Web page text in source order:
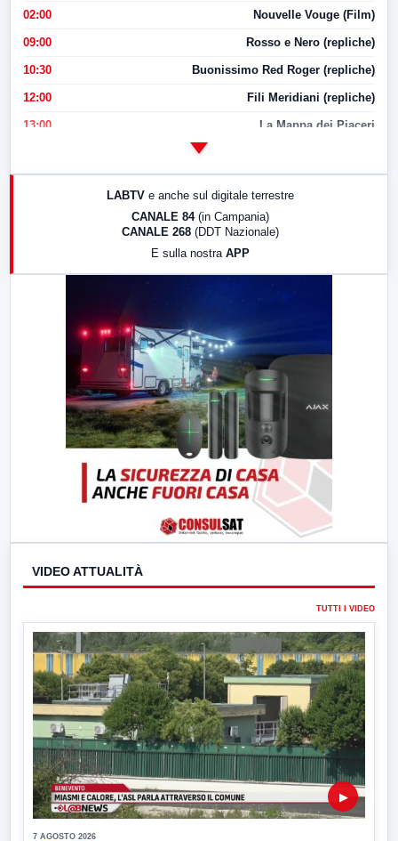
02:00 Nouvelle Vouge (Film)
09:00 Rosso e Nero (repliche)
10:30 Buonissimo Red Roger (repliche)
12:00 Fili Meridiani (repliche)
13:00 La Mappa dei Piaceri
LABTV e anche sul digitale terrestre
CANALE 84 (in Campania)
CANALE 268 (DDT Nazionale)
E sulla nostra APP
VIDEO ATTUALITÀ
TUTTI I VIDEO
▶
7 AGOSTO 2026